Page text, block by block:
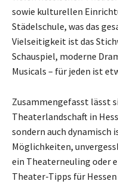
sowie kulturellen
Städelschule, was das
Vielseitigkeit ist das
Schauspiel, moderne
Musicals – für jeden ist
Zusammengefasst lässt
Theaterlandschaft in
sondern auch dynamisch
Möglichkeiten,
ein Theaterneuling oder
Theater-Tipps für